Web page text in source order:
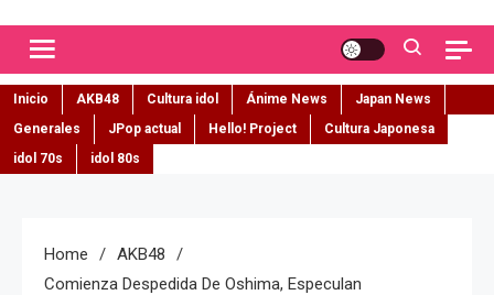
Inicio AKB48 Cultura idol Ánime News
Japan News
Generales
JPop actual Hello! Project
Cultura Japonesa
idol 70s
idol 80s
Home
AKB48
Comienza Despedida De Oshima, Especulan